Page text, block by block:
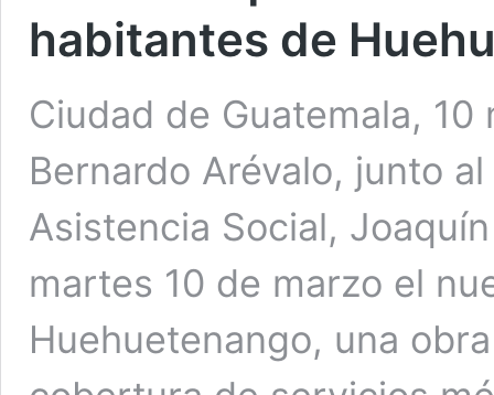
habitantes de
Ciudad de Guatemala,
Bernardo Arévalo, junto
Asistencia Social,
martes 10 de marzo el
Huehuetenango, una